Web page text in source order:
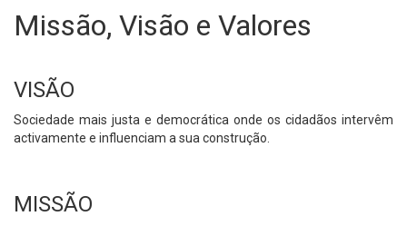
Missão, Visão e Valores
VISÃO
Sociedade mais justa e democrática onde os cidadãos intervêm
activamente e influenciam a sua construção.
MISSÃO